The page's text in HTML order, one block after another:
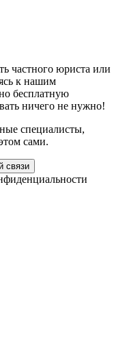
частного юриста или
к нашим
бесплатную
ничего не нужно!
специалисты,
сами.
связи